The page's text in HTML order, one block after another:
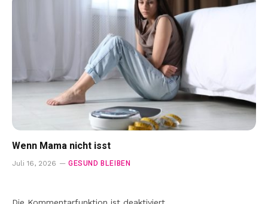
Wenn Mama nicht isst
Juli 16, 2026 GESUND BLEIBEN